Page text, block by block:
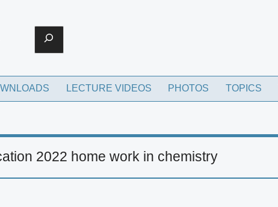
Search
LECTURE VIDEOS PHOTOS TOPICS
2022 home work in chemistry